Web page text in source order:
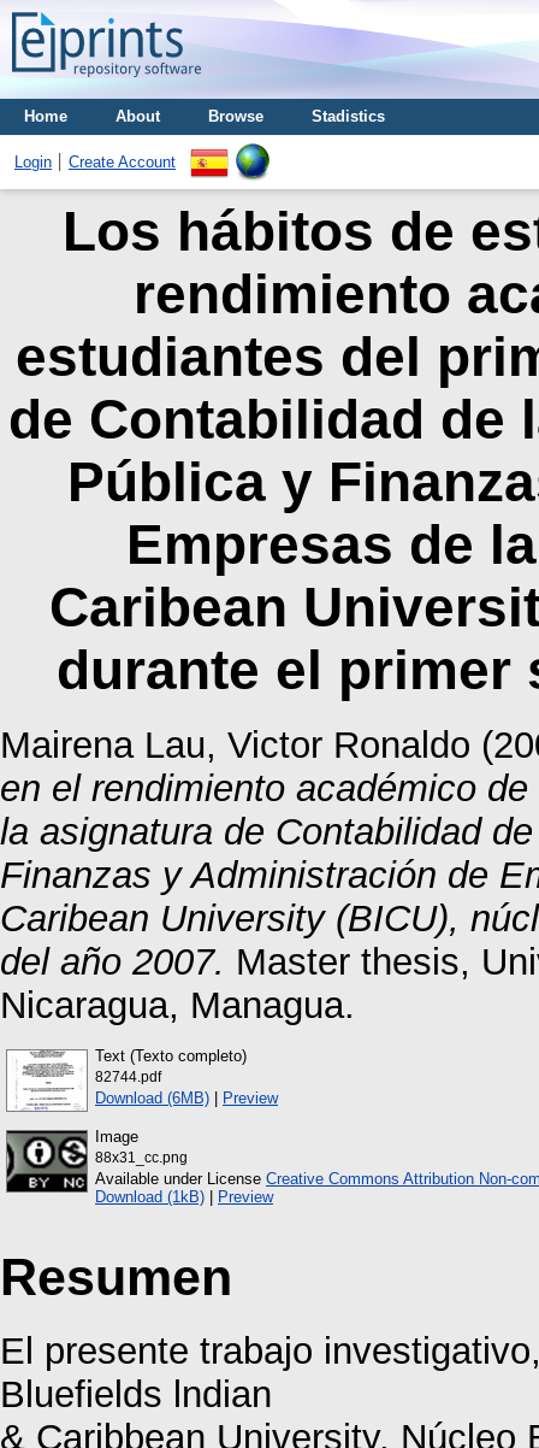
Home About Browse Stadistics
Login Create Account
Los hábitos de
rendimiento
estudiantes del
de Contabilidad de
Pública y
Empresas de
Caribean
durante el primer
Mairena Lau, Victor Ronaldo
en el rendimiento académico
la asignatura de Contabilidad
Finanzas y Administración de
Caribean University (BICU),
del año 2007. Master thesis,
Nicaragua, Managua.
Text (Texto completo)
82744.pdf
Download (6MB) | Preview
Image
88x31_cc.png
Available under License Creative Commons Attribution Non-
Download (1kB) | Preview
Resumen
El presente trabajo
Bluefields lndian
& Caribbean University, Núcleo